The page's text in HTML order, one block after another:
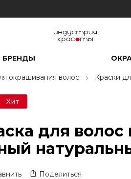
БРЕНДЫ
окрашивания волос Краски
Хит
для
Поделиться